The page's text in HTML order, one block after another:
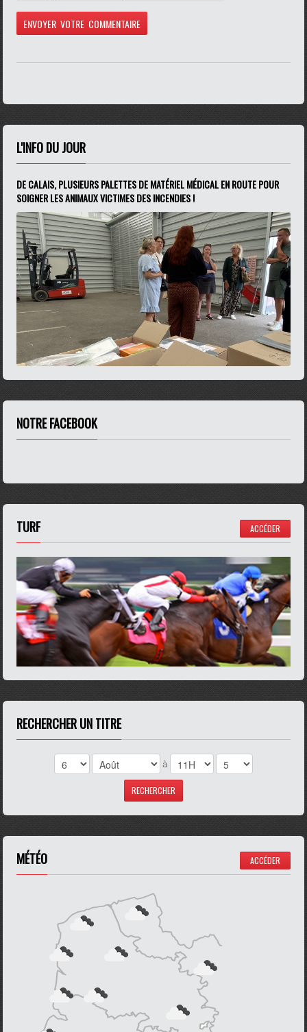
L'INFO DU JOUR
DE CALAIS, PLUSIEURS PALETTES DE MATÉRIEL MÉDICAL EN ROUTE POUR
SOIGNER LES ANIMAUX VICTIMES DES INCENDIES !
NOTRE FACEBOOK
TURF ACCÉDER
RECHERCHER UN TITRE
à
MÉTÉO ACCÉDER